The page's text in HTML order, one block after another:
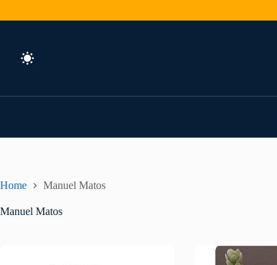
Home Manuel Matos
Manuel Matos